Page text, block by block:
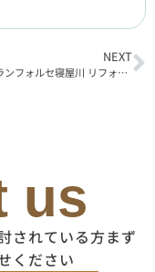
NEXT
寝屋川市 ランフォルセ寝屋川 リフォーム工事完了
us
されている方まず
ください